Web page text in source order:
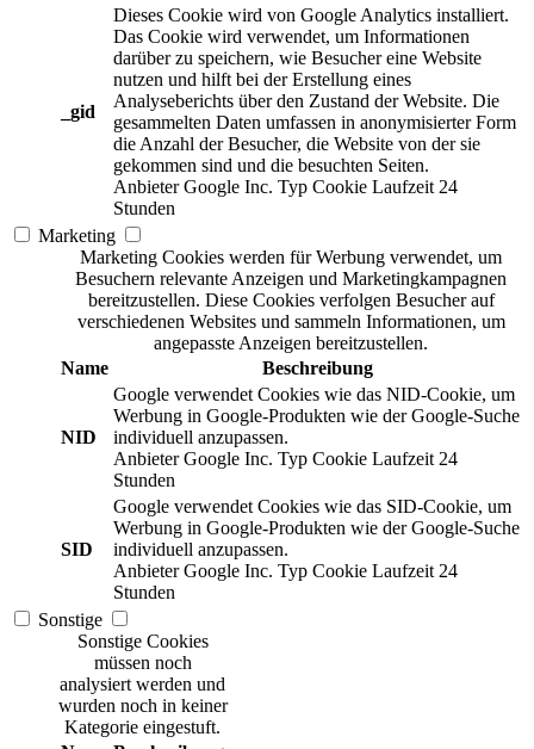
_gid
Dieses Cookie wird von Google Analytics installiert.
Das Cookie wird verwendet, um Informationen
darüber zu speichern, wie Besucher eine Website
nutzen und hilft bei der Erstellung eines
Analyseberichts über den Zustand der Website. Die
gesammelten Daten umfassen in anonymisierter Form
die Anzahl der Besucher, die Website von der sie
gekommen sind und die besuchten Seiten.
Anbieter Google Inc. Typ Cookie Laufzeit 24
Stunden
Marketing
Marketing Cookies werden für Werbung verwendet, um
Besuchern relevante Anzeigen und Marketingkampagnen
bereitzustellen. Diese Cookies verfolgen Besucher auf
verschiedenen Websites und sammeln Informationen, um
angepasste Anzeigen bereitzustellen.
Name
Beschreibung
NID
Google verwendet Cookies wie das NID-Cookie, um
Werbung in Google-Produkten wie der Google-Suche
individuell anzupassen.
Anbieter Google Inc. Typ Cookie Laufzeit 24
Stunden
SID
Google verwendet Cookies wie das SID-Cookie, um
Werbung in Google-Produkten wie der Google-Suche
individuell anzupassen.
Anbieter Google Inc. Typ Cookie Laufzeit 24
Stunden
Sonstige
Sonstige Cookies
müssen noch
analysiert werden und
wurden noch in keiner
Kategorie eingestuft.